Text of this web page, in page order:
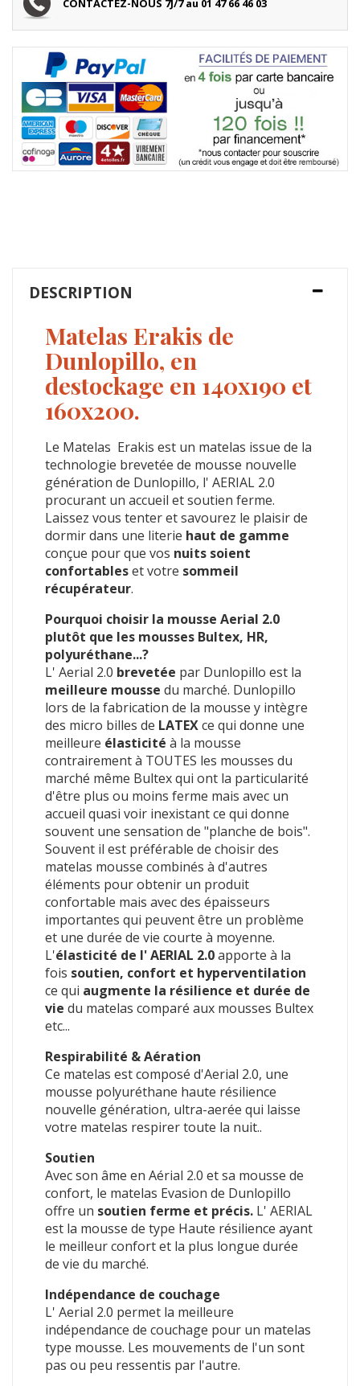
CONTACTEZ-NOUS 7J/7 au 01 47 66 46 03
DESCRIPTION
Matelas Erakis de
Dunlopillo, en
destockage en 140x190 et
160x200.
Le Matelas Erakis est un matelas issue de la
technologie brevetée de mousse nouvelle
génération de Dunlopillo, l' AERIAL 2.0
procurant un accueil et soutien ferme.
Laissez vous tenter et savourez le plaisir de
dormir dans une literie haut de gamme
conçue pour que vos nuits soient
confortableset votre sommeil
récupérateur.
Pourquoi choisir la mousse Aerial 2.0
plutôt que les mousses Bultex, HR,
polyuréthane...?
L' Aerial 2.0 brevetée par Dunlopillo est la
meilleure mousse du marché. Dunlopillo
lors de la fabrication de la mousse y intègre
des micro billes de LATEXce qui donne une
meilleure élasticité à la mousse
contrairement à TOUTES les mousses du
marché même Bultex qui ont la particularité
d'être plus ou moins ferme mais avec un
accueil quasi voir inexistant ce qui donne
souvent une sensation de "planche de bois".
Souvent il est préférable de choisir des
matelas mousse combinés à d'autres
éléments pour obtenir un produit
confortable mais avec des épaisseurs
importantes qui peuvent être un problème
et une durée de vie courte à moyenne.
L'élasticité de l' AERIAL 2.0apporte à la
fois soutien, confort et hyperventilation
ce qui augmente la résilience et durée de
vie du matelas comparé aux mousses Bultex
etc...
Respirabilité & Aération
Ce matelas est composé d'Aerial 2.0, une
mousse polyuréthane haute résilience
nouvelle génération, ultra-aerée qui laisse
votre matelas respirer toute la nuit..
Soutien
Avec son âme en Aérial 2.0 et sa mousse de
confort, le matelas Evasion de Dunlopillo
offre un soutien ferme et précis. L' AERIAL
est la mousse de type Haute résilience ayant
le meilleur confort et la plus longue durée
de vie du marché.
Indépendance de couchage
L' Aerial 2.0 permet la meilleure
indépendance de couchage pour un matelas
type mousse. Les mouvements de l'un sont
pas ou peu ressentis par l'autre.